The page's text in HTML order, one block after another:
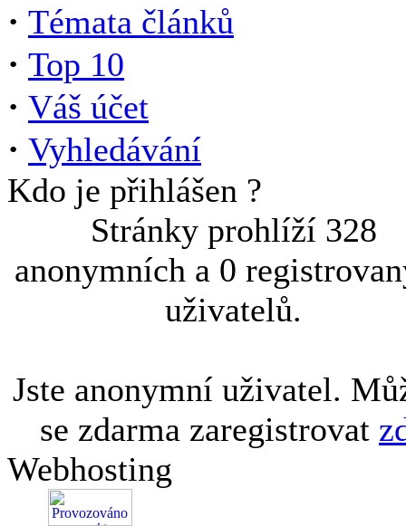
· Témata článků
· Top 10
· Váš účet
· Vyhledávání
Kdo je přihlášen ?
Stránky prohlíží 328
anonymních a 0
uživatelů.
Jste anonymní uživatel.
se zdarma zaregistrovat
Webhosting